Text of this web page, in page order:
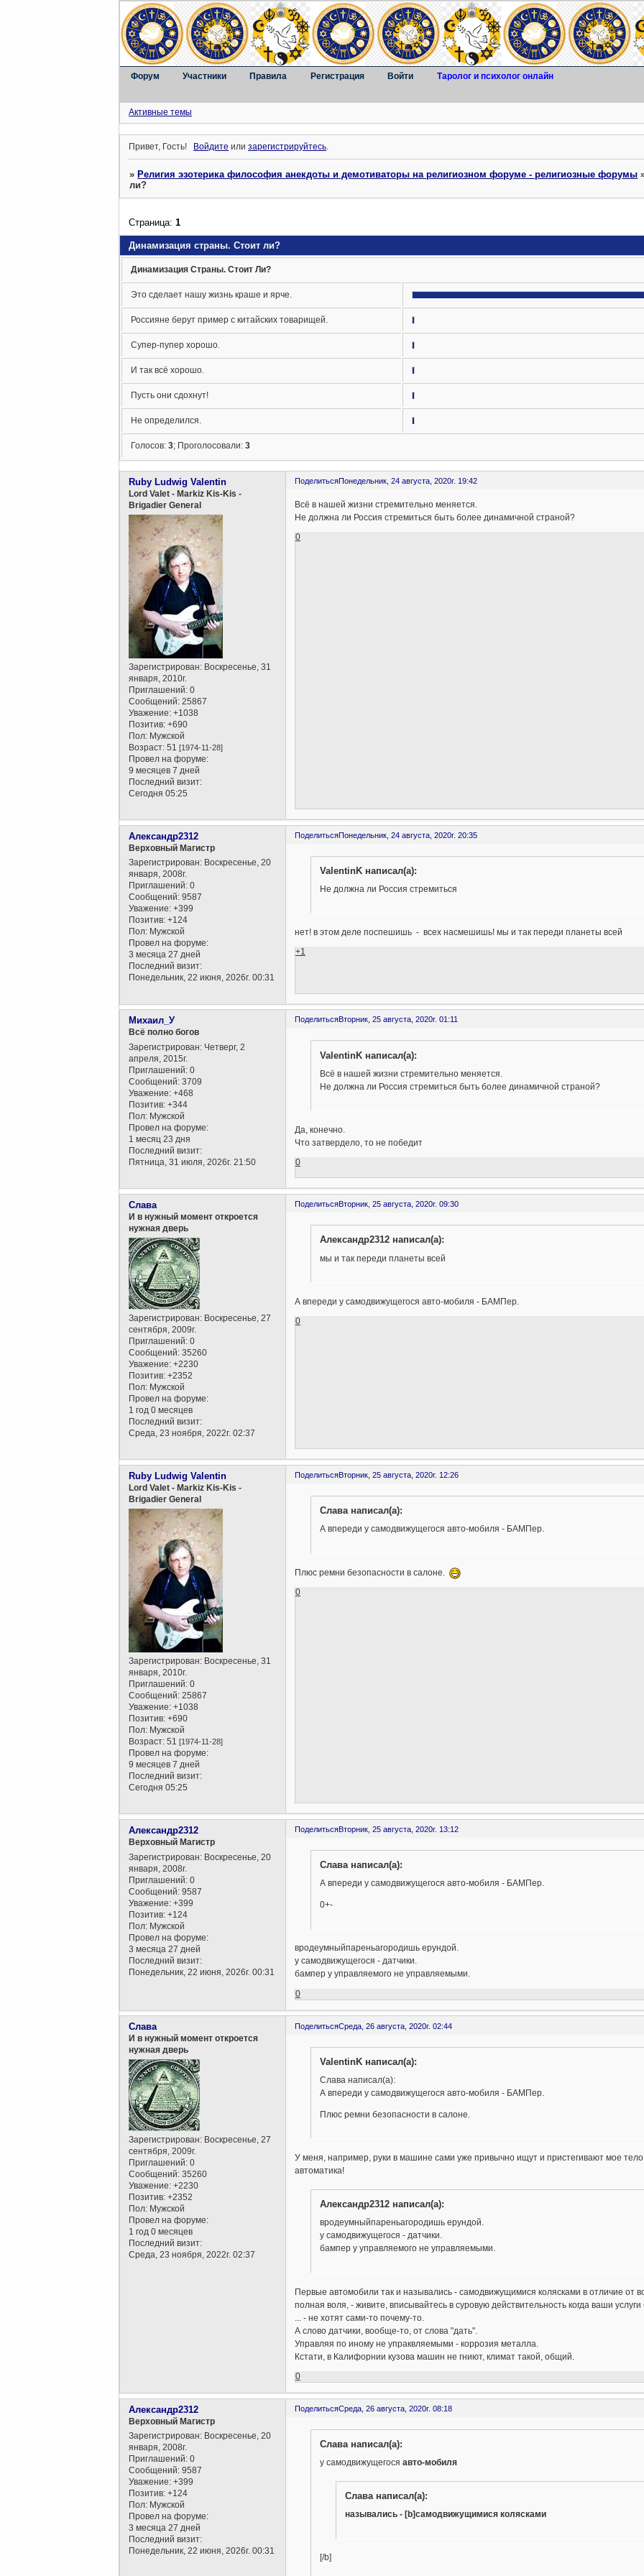
Форум Участники Правила Регистрация Войти Таролог и психолог онлайн
Активные темы
Привет, Гость! Войдите илизарегистрируйтесь.
»Религия эзотерика философия анекдоты и демотиваторы на религиозном форуме - религиозные форумы
ли?
Динамизация страны. Стоит ли?
Страница:1
Динамизация Страны. Стоит Ли?
Это сделает нашу жизнь краше и ярче.
Россияне берут пример с китайских товарищей.
Супер-пупер хорошо.
И так всё хорошо.
Пусть они сдохнут!
Не определился.
Голосов:3; Проголосовали:3
ПоделитьсяПонедельник, 24 августа, 2020г. 19:42
Ruby Ludwig Valentin
Lord Valet - Markiz Kis-Kis -
Brigadier General
Зарегистрирован: Воскресенье, 31
января, 2010г.
Приглашений: 0
Сообщений: 25867
Уважение: +1038
Позитив: +690
Пол: Мужской
Возраст: 51[1974-11-28]
Провел на форуме:
9 месяцев 7 дней
Последний визит:
Сегодня 05:25
Всё в нашей жизни стремительно меняется.
Не должна ли Россия стремиться быть более динамичной страной?
0
ПоделитьсяПонедельник, 24 августа, 2020г. 20:35
Александр2312
Верховный Магистр
Зарегистрирован: Воскресенье, 20
января, 2008г.
Приглашений: 0
Сообщений: 9587
Уважение: +399
Позитив: +124
Пол: Мужской
Провел на форуме:
3 месяца 27 дней
Последний визит:
Понедельник, 22 июня, 2026г. 00:31
ValentinK написал(а):
Не должна ли Россия стремиться
нет! в этом деле поспешишь - всех насмешишь! мы и так переди планеты всей
+1
ПоделитьсяВторник, 25 августа, 2020г. 01:11
Михаил_У
Всё полно богов
Зарегистрирован: Четверг, 2
апреля, 2015г.
Приглашений: 0
Сообщений: 3709
Уважение: +468
Позитив: +344
Пол: Мужской
Провел на форуме:
1 месяц 23 дня
Последний визит:
Пятница, 31 июля, 2026г. 21:50
ValentinK написал(а):
Всё в нашей жизни стремительно меняется.
Не должна ли Россия стремиться быть более динамичной страной?
Да, конечно.
Что затвердело, то не победит
0
ПоделитьсяВторник, 25 августа, 2020г. 09:30
Слава
И в нужный момент откроется
нужная дверь
Зарегистрирован: Воскресенье, 27
сентября, 2009г.
Приглашений: 0
Сообщений: 35260
Уважение: +2230
Позитив: +2352
Пол: Мужской
Провел на форуме:
1 год 0 месяцев
Последний визит:
Среда, 23 ноября, 2022г. 02:37
Александр2312 написал(а):
мы и так переди планеты всей
А впереди у самодвижущегося авто-мобиля - БАМПер.
0
ПоделитьсяВторник, 25 августа, 2020г. 12:26
Ruby Ludwig Valentin
Lord Valet - Markiz Kis-Kis -
Brigadier General
Зарегистрирован: Воскресенье, 31
января, 2010г.
Приглашений: 0
Сообщений: 25867
Уважение: +1038
Позитив: +690
Пол: Мужской
Возраст: 51[1974-11-28]
Провел на форуме:
9 месяцев 7 дней
Последний визит:
Сегодня 05:25
Слава написал(а):
А впереди у самодвижущегося авто-мобиля - БАМПер.
Плюс ремни безопасности в салоне.
0
ПоделитьсяВторник, 25 августа, 2020г. 13:12
Александр2312
Верховный Магистр
Зарегистрирован: Воскресенье, 20
января, 2008г.
Приглашений: 0
Сообщений: 9587
Уважение: +399
Позитив: +124
Пол: Мужской
Провел на форуме:
3 месяца 27 дней
Последний визит:
Понедельник, 22 июня, 2026г. 00:31
Слава написал(а):
А впереди у самодвижущегося авто-мобиля - БАМПер.
0+-
вродеумныйпареньагородишь ерундой.
у самодвижущегося - датчики.
бампер у управляемого не управляемыми.
0
ПоделитьсяСреда, 26 августа, 2020г. 02:44
Слава
И в нужный момент откроется
нужная дверь
Зарегистрирован: Воскресенье, 27
сентября, 2009г.
Приглашений: 0
Сообщений: 35260
Уважение: +2230
Позитив: +2352
Пол: Мужской
Провел на форуме:
1 год 0 месяцев
Последний визит:
Среда, 23 ноября, 2022г. 02:37
ValentinK написал(а):
Слава написал(а):
А впереди у самодвижущегося авто-мобиля - БАМПер.
Плюс ремни безопасности в салоне.
У меня, например, руки в машине сами уже привычно ищут и пристегивают мое
автоматика!
Александр2312 написал(а):
вродеумныйпареньагородишь ерундой.
у самодвижущегося - датчики.
бампер у управляемого не управляемыми.
Первые автомобили так и назывались - самодвижущимися колясками в отличие
полная воля, - живите, вписывайтесь в суровую действительность когда ваши
... - не хотят сами-то почему-то.
А слово датчики, вообще-то, от слова "дать".
Управляя по иному не упраквляемыми - коррозия металла.
Кстати, в Калифорнии кузова машин не гниют, климат такой, общий.
0
ПоделитьсяСреда, 26 августа, 2020г. 08:18
Александр2312
Верховный Магистр
Зарегистрирован: Воскресенье, 20
января, 2008г.
Приглашений: 0
Сообщений: 9587
Уважение: +399
Позитив: +124
Пол: Мужской
Провел на форуме:
3 месяца 27 дней
Последний визит:
Понедельник, 22 июня, 2026г. 00:31
Слава написал(а):
у самодвижущегося авто-мобиля
Слава написал(а):
назывались - [b]самодвижущимися колясками
[/b]